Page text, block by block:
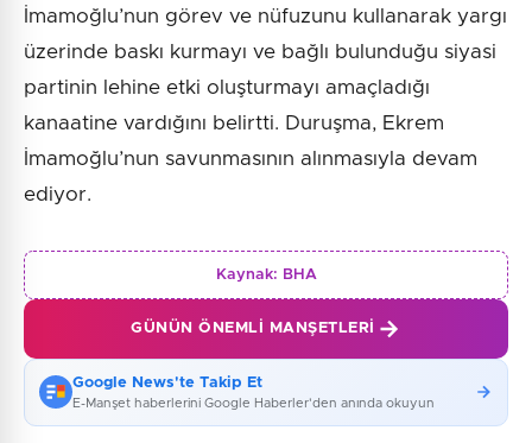
İmamoğlu’nun görev ve nüfuzunu kullanarak yargı
üzerinde baskı kurmayı ve bağlı bulunduğu siyasi
partinin lehine etki oluşturmayı amaçladığı
kanaatine vardığını belirtti. Duruşma, Ekrem
İmamoğlu’nun savunmasının alınmasıyla devam
ediyor.
Kaynak: BHA
GÜNÜN ÖNEMLI MANŞETLERI
Google News'te Takip Et
E-Manşet haberlerini Google Haberler'den anında okuyun